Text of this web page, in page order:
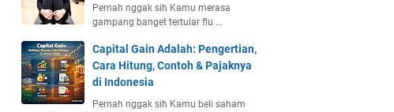
Pernah nggak sih Kamu merasa
gampang banget tertular flu …
Capital Gain Adalah: Pengertian,
Cara Hitung, Contoh & Pajaknya
di Indonesia
Pernah nggak sih Kamu beli saham